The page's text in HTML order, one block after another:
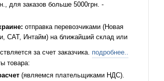
для заказов больше 5000грн. -
отправка перевозчиками (Новая
САТ, Интайм) на ближайший склад или
за счет заказчика. подробнее..
товара:
(являемся плательщиками НДС).